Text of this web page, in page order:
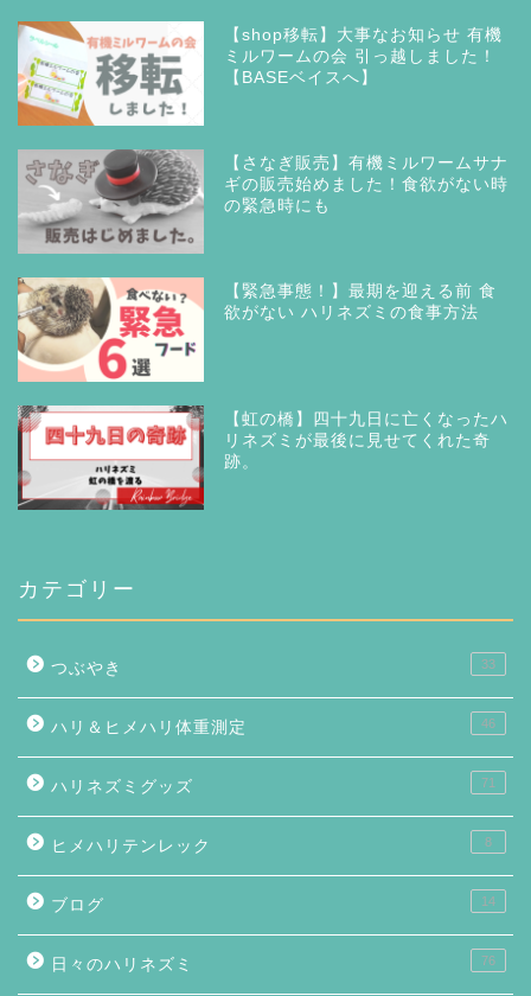
【shop移転】大事なお知らせ 有機
ミルワームの会 引っ越しました！
【BASEベイスへ】
【さなぎ販売】有機ミルワームサナ
ギの販売始めました！食欲がない時
の緊急時にも
【緊急事態！】最期を迎える前 食
欲がない ハリネズミの食事方法
【虹の橋】四十九日に亡くなったハ
リネズミが最後に見せてくれた奇
跡。
カテゴリー
つぶやき 33
ハリ＆ヒメハリ体重測定 46
ハリネズミグッズ 71
ヒメハリテンレック 8
ブログ 14
日々のハリネズミ 76